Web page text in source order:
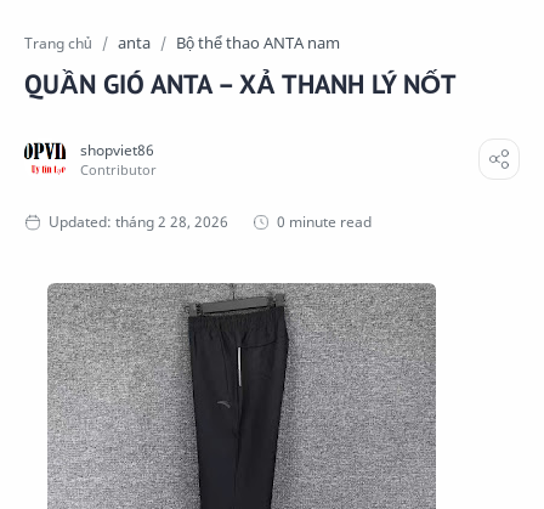
Trang chủ anta Bộ thể thao ANTA nam
QUẦN GIÓ ANTA – XẢ THANH LÝ NỐT
0 minute read